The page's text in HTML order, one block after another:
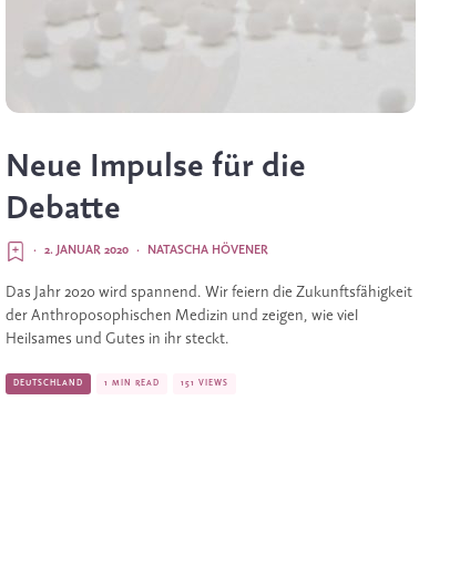
Neue Impulse für die
Debatte
NATASCHA HÖVENER
·
2. JANUAR 2020
·
Das Jahr 2020 wird spannend. Wir feiern die Zukunftsfähigkeit
der Anthroposophischen Medizin und zeigen, wie viel
Heilsames und Gutes in ihr steckt.
DEUTSCHLAND 1 MIN READ 151 VIEWS